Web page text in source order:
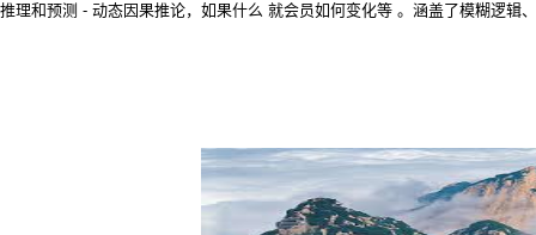
推理和预测 - 动态因果推论，如果什么 就会员如何变化等 。涵盖了模糊逻辑